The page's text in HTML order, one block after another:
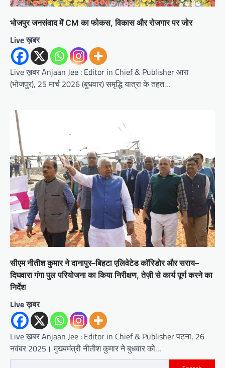
भोजपुर जनसंवाद में CM का फोकस, विकास और रोजगार पर जोर
Live ख़बर
Live ख़बर Anjaan Jee : Editor in Chief & Publisher आरा
(भोजपुर), 25 मार्च 2026 (बुधवार) समृद्धि यात्रा के तहत…
सीएम नीतीश कुमार ने दानापुर–बिहटा एलिवेटेड कॉरिडोर और सराय–
दिघवारा गंगा पुल परियोजना का किया निरीक्षण, तेज़ी से कार्य पूर्ण करने का
निर्देश
Live ख़बर
Live ख़बर Anjaan Jee : Editor in Chief & Publisher पटना, 26
नवंबर 2025। मुख्यमंत्री नीतीश कुमार ने बुधवार को…